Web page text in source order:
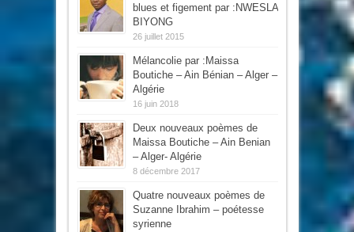
blues et figement par :NWESLA
BIYONG
26 juillet 2015
Mélancolie par :Maissa
Boutiche – Ain Bénian – Alger –
Algérie
16 juin 2018
Deux nouveaux poèmes de
Maissa Boutiche – Ain Benian
– Alger- Algérie
8 décembre 2017
Quatre nouveaux poèmes de
Suzanne Ibrahim – poétesse
syrienne